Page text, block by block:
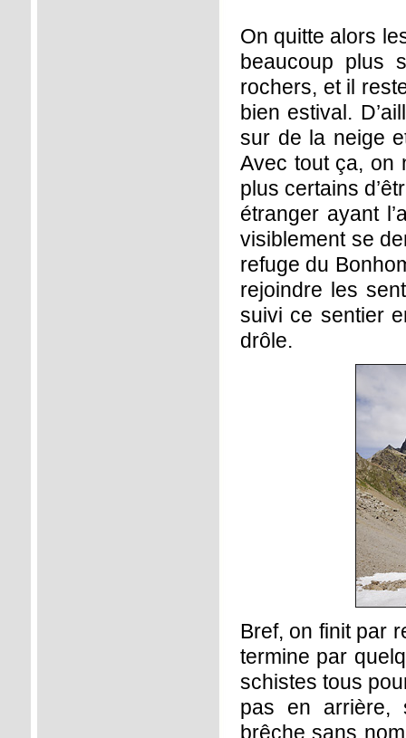
On quitte alors
beaucoup plus
rochers, et il
bien estival.
sur de la neige
Avec tout ça, on
plus certains
étranger ayant
visiblement se
refuge du
rejoindre les
suivi ce sentier
drôle.
Bref, on finit par
termine par
schistes tous
pas en arrière,
brêche sans